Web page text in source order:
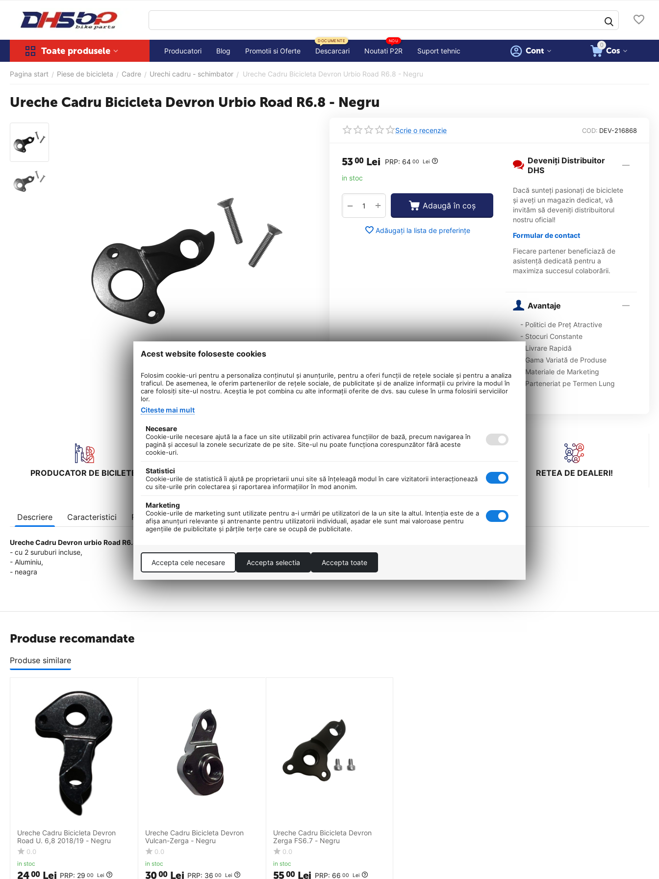
Toate produsele Producatori Blog Promotii si Oferte Descarcari
DOCUMENTE
Noutati P2R
NOU
Suport tehnic
0
Cos
Cont
Pagina start / Piese de bicicleta / Cadre / Urechi cadru - schimbator / Ureche Cadru Bicicleta Devron Urbio Road R6.8 - Negru
Ureche Cadru Bicicleta Devron Urbio Road R6.8 - Negru
Scrie o recenzie COD: DEV-216868
5300 Lei PRP: 64 00 Lei
in stoc
+
− Adaugă în coș
Adăugați la lista de preferințe
Deveniți Distribuitor
DHS
Dacă sunteți pasionați de biciclete
și aveți un magazin dedicat, vă
invităm să deveniți distribuitorul
nostru oficial!
Formular de contact
Fiecare partener beneficiază de
asistență dedicată pentru a
maximiza succesul colaborării.
Avantaje
- Politici de Preț Atractive
- Stocuri Constante
- Livrare Rapidă
- Gama Variată de Produse
- Materiale de Marketing
- Parteneriat pe Termen Lung
PRODUCATOR DE BICILETE!
DE BRANDURI!
LIVRARE!
RETEA DE DEALERI!
Descriere Caracteristici Recenzii
Ureche Cadru Devron urbio Road R6.8
- cu 2 suruburi incluse,
- Aluminiu,
- neagra
Produse recomandate
Produse similare
Ureche Cadru Bicicleta Devron
Road U. 6,8 2018/19 - Negru
0.0
in stoc
PRP: 29 00 Lei
2400 Lei
Ureche Cadru Bicicleta Devron
Vulcan-Zerga - Negru
0.0
in stoc
PRP: 36 00 Lei
3000 Lei
Ureche Cadru Bicicleta Devron
Zerga FS6.7 - Negru
0.0
in stoc
PRP: 66 00 Lei
5500 Lei
Acest website foloseste cookies
Folosim cookie-uri pentru a personaliza conținutul și anunțurile, pentru a oferi funcții de rețele sociale și pentru a analiza
traficul. De asemenea, le oferim partenerilor de rețele sociale, de publicitate și de analize informații cu privire la modul în
care folosiți site-ul nostru. Aceștia le pot combina cu alte informații oferite de dvs. sau culese în urma folosirii serviciilor
lor.
Citeste mai mult
Necesare
Cookie-urile necesare ajută la a face un site utilizabil prin activarea funcţiilor de bază, precum navigarea în
pagină şi accesul la zonele securizate de pe site. Site-ul nu poate funcţiona corespunzător fără aceste
cookie-uri.
Statistici
Cookie-urile de statistică îi ajută pe proprietarii unui site să înţeleagă modul în care vizitatorii interacţionează
cu site-urile prin colectarea şi raportarea informaţiilor în mod anonim.
Marketing
Cookie-urile de marketing sunt utilizate pentru a-i urmări pe utilizatori de la un site la altul. Intenţia este de a
afişa anunţuri relevante şi antrenante pentru utilizatorii individuali, aşadar ele sunt mai valoroase pentru
agenţiile de puiblicitate şi părţile terţe care se ocupă de publicitate.
Accepta cele necesare Accepta selectia Accepta toate